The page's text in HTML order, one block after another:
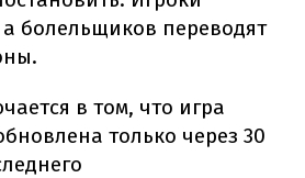
болельщиков переводят
в том, что игра
только через 30